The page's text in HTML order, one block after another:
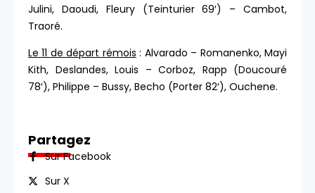
Julini, Daoudi, Fleury (Teinturier 69′) – Cambot,
Traoré.
Le 11 de départ rémois : Alvarado – Romanenko, Mayi
Kith, Deslandes, Louis – Corboz, Rapp (Doucouré
78′), Philippe – Bussy, Becho (Porter 82′), Ouchene.
Partagez
Sur Facebook
Sur X